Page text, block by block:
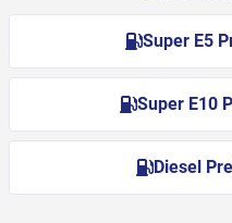
Super E5
Super E10
Diesel